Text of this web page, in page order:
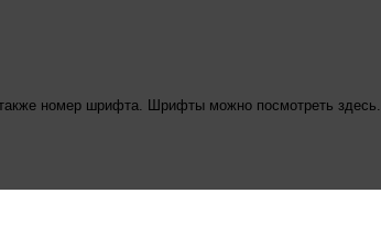
также номер шрифта. Шрифты можно посмотреть здесь.